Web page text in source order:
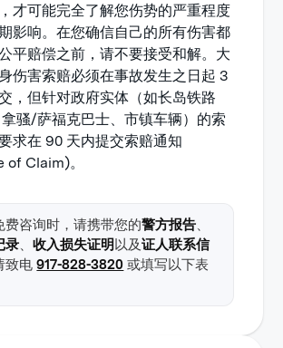
才可能完全了解您伤势的严重程度
影响。在您确信自己的所有伤害都
平赔偿之前，请不要接受和解。大
伤害索赔必须在事故发生之日起 3
，但针对政府实体（如长岛铁路
骚/萨福克巴士、市镇车辆）的索
求在 90 天内提交索赔通知
of Claim)。
费咨询时，请携带您的警方报告、
录、收入损失证明以及证人联系信
致电917-828-3820 或填写以下表